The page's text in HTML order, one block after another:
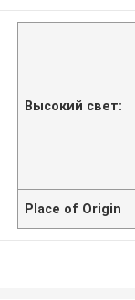
Высокий свет:
Place of Origin